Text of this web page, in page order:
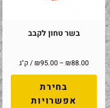
בשר טחון לקבב
₪88.00
–
₪95.00 / ק"ג
בחירת
אפשרויות